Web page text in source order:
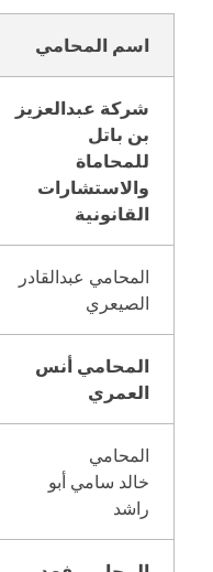
اسم المحامي
شركة عبدالعزيز
بن باتل
للمحاماة
والاستشارات
القانونية
المحامي عبدالقادر
الصيعري
المحامي أنس
العمري
المحامي
خالد سامي أبو
راشد